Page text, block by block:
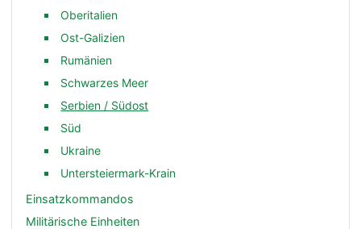
Oberitalien
Ost-Galizien
Rumänien
Schwarzes Meer
Serbien / Südost
Süd
Ukraine
Untersteiermark-Krain
Einsatzkommandos
Militärische Einheiten